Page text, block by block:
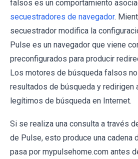
falsos es un comportamiento
secuestradores de navegador.
secuestrador modifica la
Pulse es un navegador que viene
preconfigurados para producir
Los motores de búsqueda falsos
resultados de búsqueda y redirigen
legítimos de búsqueda en Internet.
Si se realiza una consulta a través
de Pulse, esto produce una cadena
pasa por mypulsehome.com antes